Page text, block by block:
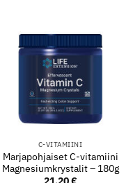
C-VITAMIINI
Marjapohjaiset C-vitamiini
Magnesiumkrystalit – 180g